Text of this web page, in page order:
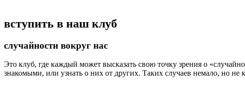
вступить в наш клуб
случайности вокруг нас
Это клуб, где каждый может высказать свою точку зрения о
знакомыми, или узнать о них от других. Таких случаев немало, но не